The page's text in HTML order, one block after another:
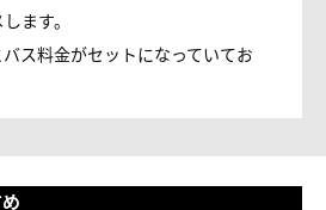
ます。
ス料金がセットになっていてお